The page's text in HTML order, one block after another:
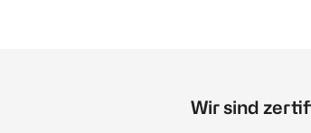
Wir sind